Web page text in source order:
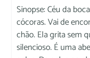
Sinopse: Céu da
cócoras. Vai de
chão. Ela grita sem
silencioso. É uma